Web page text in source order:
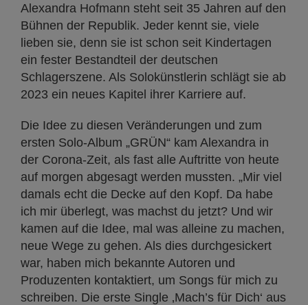
Alexandra Hofmann steht seit 35 Jahren auf den
Bühnen der Republik. Jeder kennt sie, viele
lieben sie, denn sie ist schon seit Kindertagen
ein fester Bestandteil der deutschen
Schlagerszene. Als Solokünstlerin schlägt sie ab
2023 ein neues Kapitel ihrer Karriere auf.
Die Idee zu diesen Veränderungen und zum
ersten Solo-Album „GRÜN“ kam Alexandra in
der Corona-Zeit, als fast alle Auftritte von heute
auf morgen abgesagt werden mussten. „Mir viel
damals echt die Decke auf den Kopf. Da habe
ich mir überlegt, was machst du jetzt? Und wir
kamen auf die Idee, mal was alleine zu machen,
neue Wege zu gehen. Als dies durchgesickert
war, haben mich bekannte Autoren und
Produzenten kontaktiert, um Songs für mich zu
schreiben. Die erste Single ‚Mach’s für Dich‘ aus